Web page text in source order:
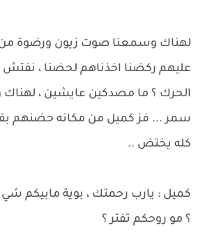
لهناك وسمعنا صوت زيون ورضوة من
عليهم ركضنا اخذناهم لحضنا ،
الحرك ؟ ما مصدكين عايشين ، لهناك
سمر ... فز كميل من مكانه حضنهم
كله يختض ..
كميل : يارب رحمتك ، بوية مابيكم شي
؟ مو روحكم تفتر ؟